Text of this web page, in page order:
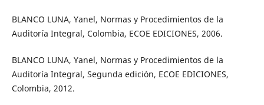
BLANCO LUNA, Yanel, Normas y Procedimientos de la
Auditoría Integral, Colombia, ECOE EDICIONES, 2006.
BLANCO LUNA, Yanel, Normas y Procedimientos de la
Auditoría Integral, Segunda edición, ECOE EDICIONES,
Colombia, 2012.